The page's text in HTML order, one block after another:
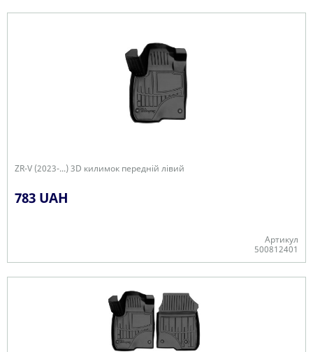
ZR-V (2023-...) 3D килимок передній лівий
783 UAH
Артикул
500812401